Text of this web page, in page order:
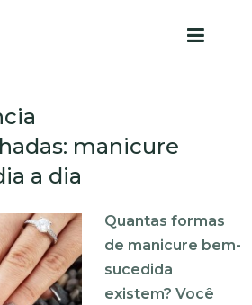
manicure
a dia
Quantas formas
de manicure bem-
sucedida
existem? Você